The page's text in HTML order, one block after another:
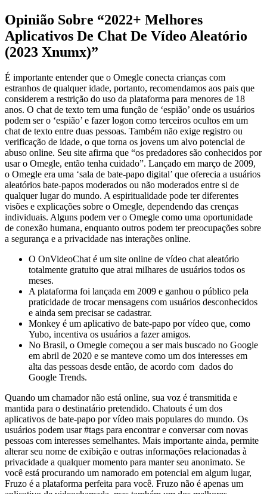
Opinião Sobre “2022+ Melhores
Aplicativos De Chat De Vídeo Aleatório
(2023 Xnumx)”
É importante entender que o Omegle conecta crianças com
estranhos de qualquer idade, portanto, recomendamos aos pais que
considerem a restrição do uso da plataforma para menores de 18
anos. O chat de texto tem uma função de ‘espião’ onde os usuários
podem ser o ‘espião’ e fazer logon como terceiros ocultos em um
chat de texto entre duas pessoas. Também não exige registro ou
verificação de idade, o que torna os jovens um alvo potencial de
abuso online. Seu site afirma que “os predadores são conhecidos por
usar o Omegle, então tenha cuidado”. Lançado em março de 2009,
o Omegle era uma ‘sala de bate-papo digital’ que oferecia a usuários
aleatórios bate-papos moderados ou não moderados entre si de
qualquer lugar do mundo. A espiritualidade pode ter diferentes
visões e explicações sobre o Omegle, dependendo das crenças
individuais. Alguns podem ver o Omegle como uma oportunidade
de conexão humana, enquanto outros podem ter preocupações sobre
a segurança e a privacidade nas interações online.
O OnVideoChat é um site online de vídeo chat aleatório
totalmente gratuito que atrai milhares de usuários todos os
meses.
A plataforma foi lançada em 2009 e ganhou o público pela
praticidade de trocar mensagens com usuários desconhecidos
e ainda sem precisar se cadastrar.
Monkey é um aplicativo de bate-papo por vídeo que, como
Yubo, incentiva os usuários a fazer amigos.
No Brasil, o Omegle começou a ser mais buscado no Google
em abril de 2020 e se manteve como um dos interesses em
alta das pessoas desde então, de acordo com dados do
Google Trends.
Quando um chamador não está online, sua voz é transmitida e
mantida para o destinatário pretendido. Chatouts é um dos
aplicativos de bate-papo por vídeo mais populares do mundo. Os
usuários podem usar #tags para encontrar e conversar com novas
pessoas com interesses semelhantes. Mais importante ainda, permite
alterar seu nome de exibição e outras informações relacionadas à
privacidade a qualquer momento para manter seu anonimato. Se
você está procurando um namorado em potencial em algum lugar,
Fruzo é a plataforma perfeita para você. Fruzo não é apenas um